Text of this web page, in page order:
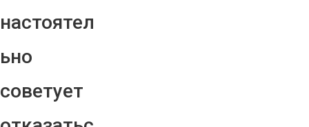
настоятел
ьно
советует